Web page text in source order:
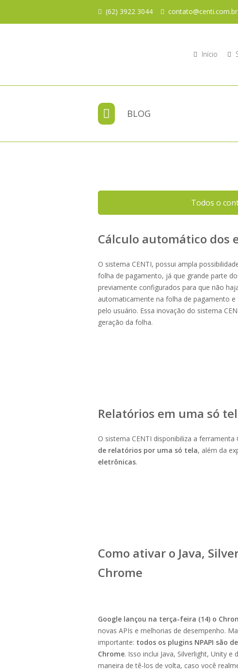
(62) 3922 3044 contato@centi.com.br
Início
BLOG
Todos o
Cálculo automático dos
O sistema CENTI, possui ampla
folha de pagamento, já que grande parte
previamente configurados para que não
automaticamente na folha de pagamento
pelo usuário. Essa inovação do sistema
geração da folha.
Relatórios em uma só
O sistema CENTI disponibiliza a ferramenta
de relatórios por uma só tela, além da
eletrônicas.
Como ativar o Java,
Chrome
Google lançou na terça-feira (14) o
novas APIs e melhorias de desempenho.
importante: todos os plugins NPAPI são
Chrome. Isso inclui Java, Silverlight, Unity
maneira de tê-los de volta, caso você